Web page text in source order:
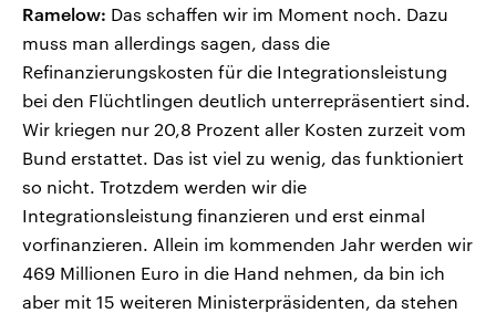
Ramelow: Das schaffen wir im Moment noch. Dazu
muss man allerdings sagen, dass die
Refinanzierungskosten für die Integrationsleistung
bei den Flüchtlingen deutlich unterrepräsentiert sind.
Wir kriegen nur 20,8 Prozent aller Kosten zurzeit vom
Bund erstattet. Das ist viel zu wenig, das funktioniert
so nicht. Trotzdem werden wir die
Integrationsleistung finanzieren und erst einmal
vorfinanzieren. Allein im kommenden Jahr werden wir
469 Millionen Euro in die Hand nehmen, da bin ich
aber mit 15 weiteren Ministerpräsidenten, da stehen